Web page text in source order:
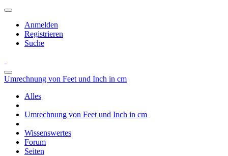
Anmelden
Registrieren
Suche
Umrechnung von Feet und Inch in cm
Alles
Umrechnung von Feet und Inch in cm
Wissenswertes
Forum
Seiten